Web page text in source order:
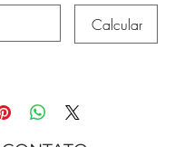
Calcular